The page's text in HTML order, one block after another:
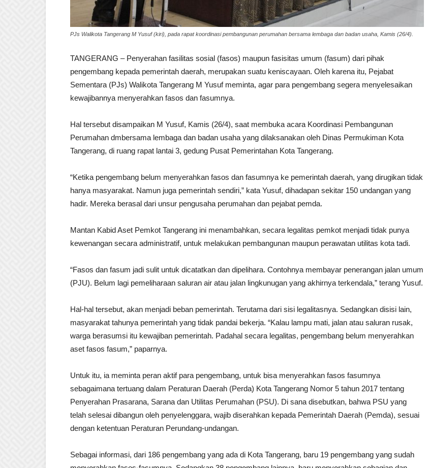
PJs Walikota Tangerang M Yusuf (kiri), pada rapat koordinasi pembangunan perumahan bersama lembaga dan badan usaha, Kamis (26/4).
TANGERANG – Penyerahan fasilitas sosial (fasos) maupun fasisitas umum (fasum) dari pihak
pengembang kepada pemerintah daerah, merupakan suatu keniscayaan. Oleh karena itu, Pejabat
Sementara (PJs) Walikota Tangerang M Yusuf meminta, agar para pengembang segera menyelesaikan
kewajibannya menyerahkan fasos dan fasumnya.
Hal tersebut disampaikan M Yusuf, Kamis (26/4), saat membuka acara Koordinasi Pembangunan
Perumahan dmbersama lembaga dan badan usaha yang dilaksanakan oleh Dinas Permukiman Kota
Tangerang, di ruang rapat lantai 3, gedung Pusat Pemerintahan Kota Tangerang.
“Ketika pengembang belum menyerahkan fasos dan fasumnya ke pemerintah daerah, yang dirugikan tidak
hanya masyarakat. Namun juga pemerintah sendiri,” kata Yusuf, dihadapan sekitar 150 undangan yang
hadir. Mereka berasal dari unsur pengusaha perumahan dan pejabat pemda.
Mantan Kabid Aset Pemkot Tangerang ini menambahkan, secara legalitas pemkot menjadi tidak punya
kewenangan secara administratif, untuk melakukan pembangunan maupun perawatan utilitas kota tadi.
“Fasos dan fasum jadi sulit untuk dicatatkan dan dipelihara. Contohnya membayar penerangan jalan umum
(PJU). Belum lagi pemeliharaan saluran air atau jalan lingkunugan yang akhirnya terkendala,” terang Yusuf.
Hal-hal tersebut, akan menjadi beban pemerintah. Terutama dari sisi legalitasnya. Sedangkan disisi lain,
masyarakat tahunya pemerintah yang tidak pandai bekerja. “Kalau lampu mati, jalan atau saluran rusak,
warga berasumsi itu kewajiban pemerintah. Padahal secara legalitas, pengembang belum menyerahkan
aset fasos fasum,” paparnya.
Untuk itu, ia meminta peran aktif para pengembang, untuk bisa menyerahkan fasos fasumnya
sebagaimana tertuang dalam Peraturan Daerah (Perda) Kota Tangerang Nomor 5 tahun 2017 tentang
Penyerahan Prasarana, Sarana dan Utilitas Perumahan (PSU). Di sana disebutkan, bahwa PSU yang
telah selesai dibangun oleh penyelenggara, wajib diserahkan kepada Pemerintah Daerah (Pemda), sesuai
dengan ketentuan Peraturan Perundang-undangan.
Sebagai informasi, dari 186 pengembang yang ada di Kota Tangerang, baru 19 pengembang yang sudah